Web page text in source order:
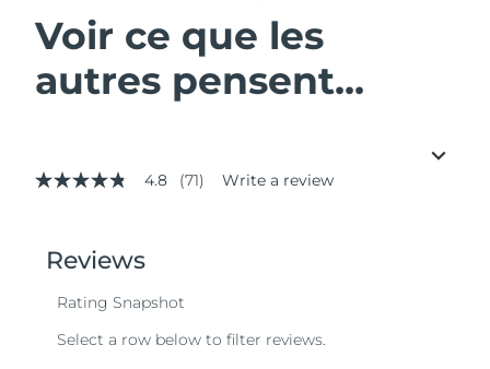
Voir ce que les
autres pensent...
4.8
stars,
average
value.
4.8 (71) Write a review